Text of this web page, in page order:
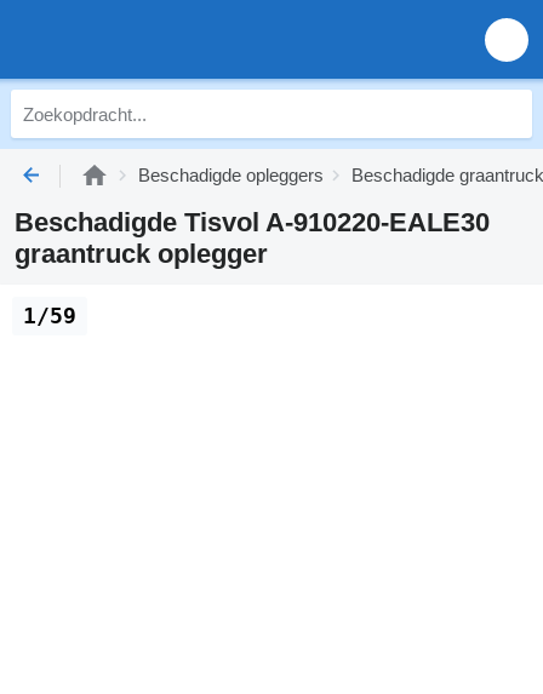
Beschadigde opleggers Beschadigde
Beschadigde Tisvol A-910220-EALE30
graantruck oplegger
1/59